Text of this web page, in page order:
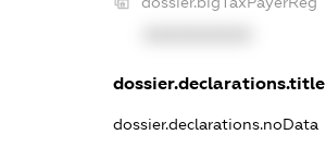
dossier.declarations.title
dossier.declarations.noData